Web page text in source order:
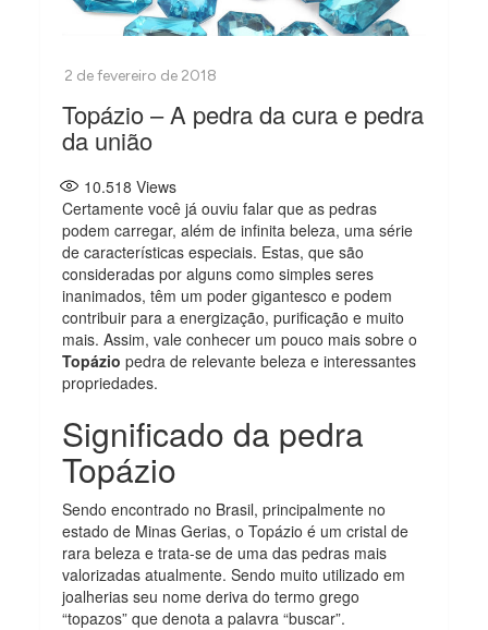
Topázio – A pedra da cura e pedra
da união
10.518 Views
Certamente você já ouviu falar que as pedras
podem carregar, além de infinita beleza, uma série
de características especiais. Estas, que são
consideradas por alguns como simples seres
inanimados, têm um poder gigantesco e podem
contribuir para a energização, purificação e muito
mais. Assim, vale conhecer um pouco mais sobre o
Topázio pedra de relevante beleza e interessantes
propriedades.
Significado da pedra
Topázio
Sendo encontrado no Brasil, principalmente no
estado de Minas Gerias, o Topázio é um cristal de
rara beleza e trata-se de uma das pedras mais
valorizadas atualmente. Sendo muito utilizado em
joalherias seu nome deriva do termo grego
“topazos” que denota a palavra “buscar”.